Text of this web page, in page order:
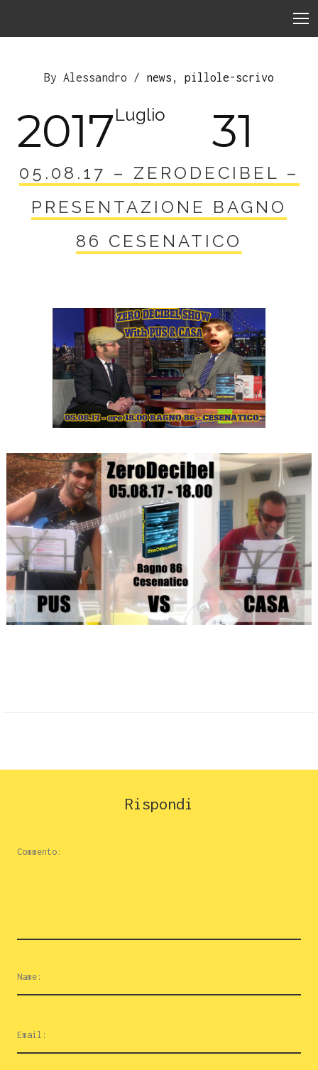
By Alessandro / news , pillole-scrivo
2017Luglio 31
05.08.17 – ZERODECIBEL –
PRESENTAZIONE BAGNO
86 CESENATICO
Rispondi